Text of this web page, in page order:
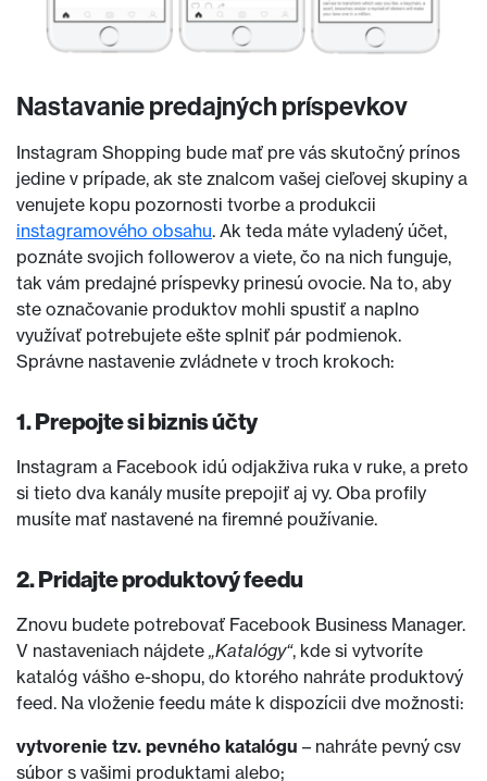
Nastavanie predajných príspevkov
Instagram Shopping bude mať pre vás skutočný prínos
jedine v prípade, ak ste znalcom vašej cieľovej skupiny a
venujete kopu pozornosti tvorbe a produkcii
instagramového obsahu. Ak teda máte vyladený účet,
poznáte svojich followerov a viete, čo na nich funguje,
tak vám predajné príspevky prinesú ovocie. Na to, aby
ste označovanie produktov mohli spustiť a naplno
využívať potrebujete ešte splniť pár podmienok.
Správne nastavenie zvládnete v troch krokoch:
1. Prepojte si biznis účty
Instagram a Facebook idú odjakživa ruka v ruke, a preto
si tieto dva kanály musíte prepojiť aj vy. Oba profily
musíte mať nastavené na firemné používanie.
2. Pridajte produktový feedu
Znovu budete potrebovať Facebook Business Manager.
V nastaveniach nájdete „Katalógy“, kde si vytvoríte
katalóg vášho e-shopu, do ktorého nahráte produktový
feed. Na vloženie feedu máte k dispozícii dve možnosti:
vytvorenie tzv. pevného katalógu – nahráte pevný csv
súbor s vašimi produktami alebo;